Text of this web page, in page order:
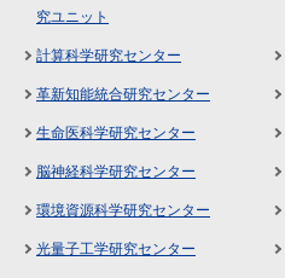
究ユニット
計算科学研究センター
革新知能統合研究センター
生命医科学研究センター
脳神経科学研究センター
環境資源科学研究センター
光量子工学研究センター